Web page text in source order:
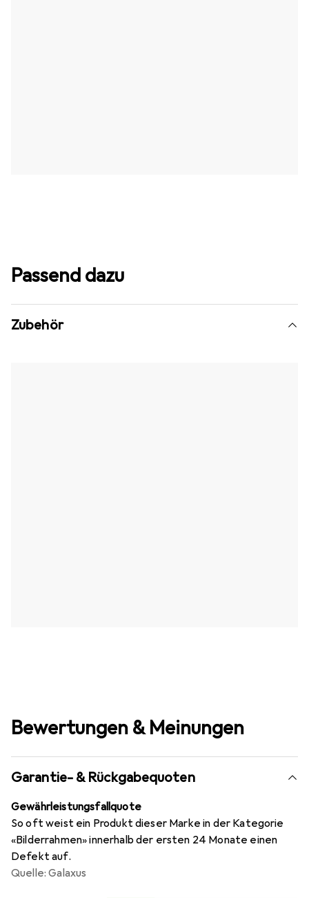
Passend dazu
Zubehör
Bewertungen & Meinungen
Garantie- & Rückgabequoten
Gewährleistungsfallquote
So oft weist ein Produkt dieser Marke in der Kategorie
«Bilderrahmen» innerhalb der ersten 24 Monate einen
Defekt auf.
Quelle: Galaxus